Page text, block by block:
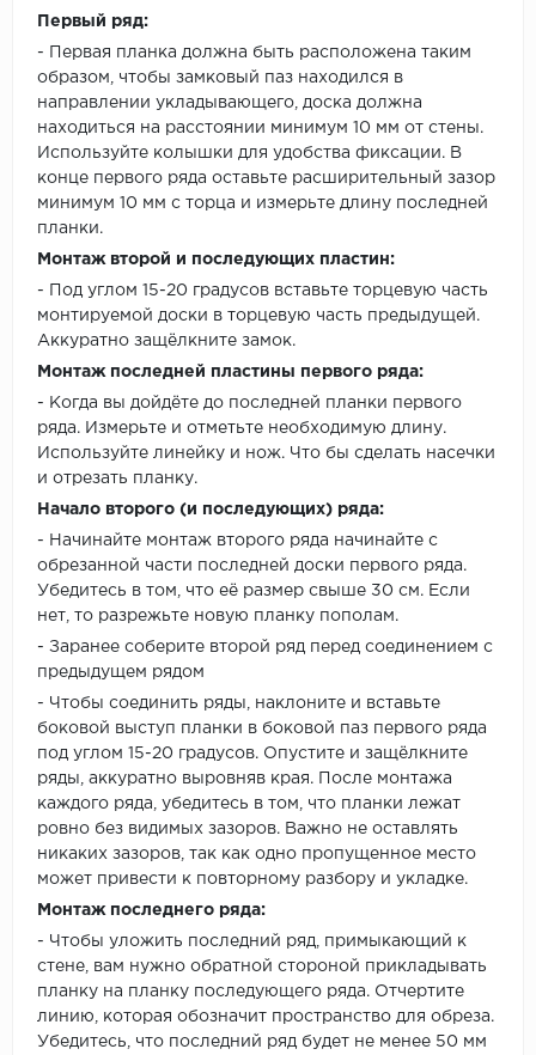
Первый ряд:
- Первая планка должна быть расположена таким
образом, чтобы замковый паз находился в
направлении укладывающего, доска должна
находиться на расстоянии минимум 10 мм от стены.
Используйте колышки для удобства фиксации. В
конце первого ряда оставьте расширительный зазор
минимум 10 мм с торца и измерьте длину последней
планки.
Монтаж второй и последующих пластин:
- Под углом 15-20 градусов вставьте торцевую часть
монтируемой доски в торцевую часть предыдущей.
Аккуратно защёлкните замок.
Монтаж последней пластины первого ряда:
- Когда вы дойдёте до последней планки первого
ряда. Измерьте и отметьте необходимую длину.
Используйте линейку и нож. Что бы сделать насечки
и отрезать планку.
Начало второго (и последующих) ряда:
- Начинайте монтаж второго ряда начинайте с
обрезанной части последней доски первого ряда.
Убедитесь в том, что её размер свыше 30 см. Если
нет, то разрежьте новую планку пополам.
- Заранее соберите второй ряд перед соединением с
предыдущем рядом
- Чтобы соединить ряды, наклоните и вставьте
боковой выступ планки в боковой паз первого ряда
под углом 15-20 градусов. Опустите и защёлкните
ряды, аккуратно выровняв края. После монтажа
каждого ряда, убедитесь в том, что планки лежат
ровно без видимых зазоров. Важно не оставлять
никаких зазоров, так как одно пропущенное место
может привести к повторному разбору и укладке.
Монтаж последнего ряда:
- Чтобы уложить последний ряд, примыкающий к
стене, вам нужно обратной стороной прикладывать
планку на планку последующего ряда. Отчертите
линию, которая обозначит пространство для обреза.
Убедитесь, что последний ряд будет не менее 50 мм